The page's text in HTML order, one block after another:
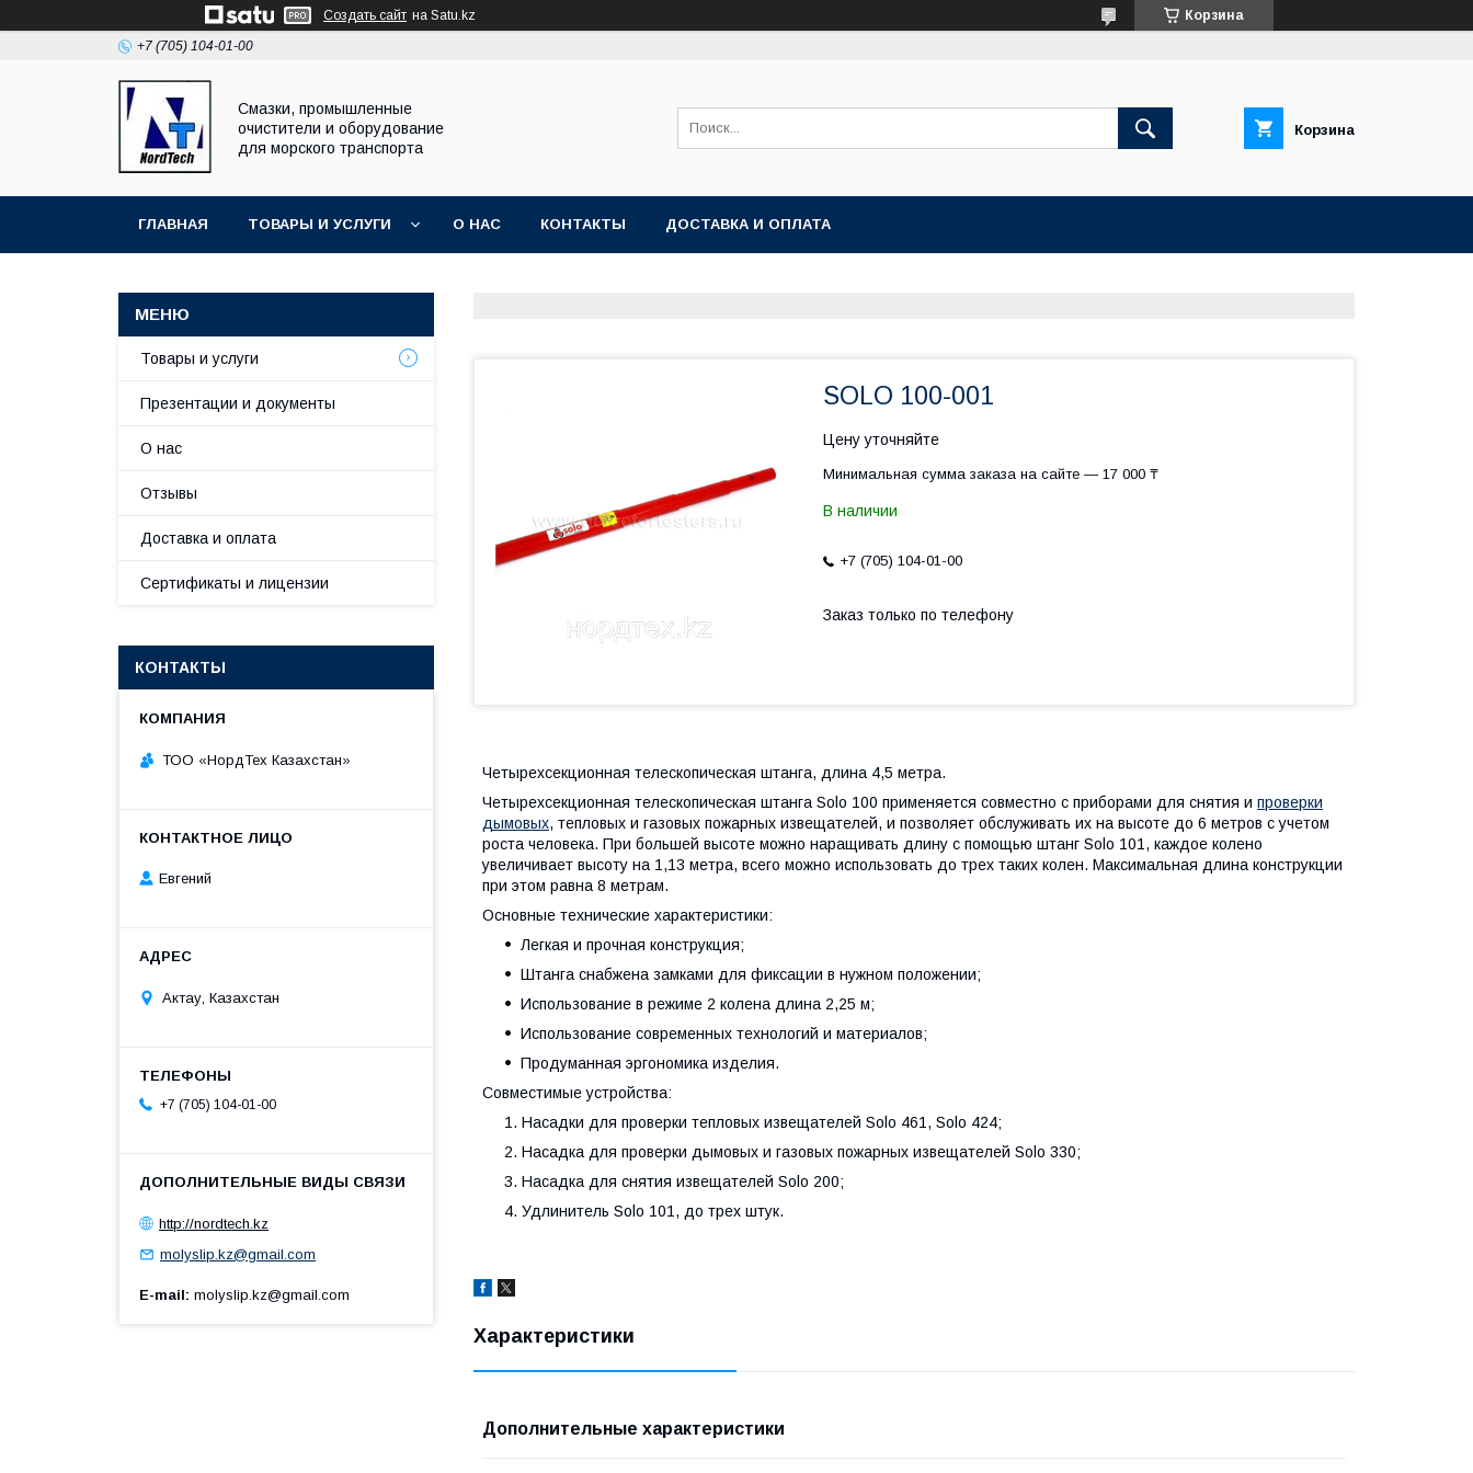
Создать сайт на Satu.kz Корзина
+7 (705) 104-01-00
Смазки, промышленные
очистители и оборудование
для морского транспорта
Корзина
ГЛАВНАЯ ТОВАРЫ И УСЛУГИ О НАС КОНТАКТЫ ДОСТАВКА И ОПЛАТА
SOLO 100-001
Цену уточняйте
Минимальная сумма заказа на сайте — 17 000 ₸
В наличии
+7 (705) 104-01-00
Заказ только по телефону
Четырехсекционная телескопическая штанга, длина 4,5 метра.
Четырехсекционная телескопическая штанга Solo 100 применяется совместно с приборами для снятия и проверки
дымовых, тепловых и газовых пожарных извещателей, и позволяет обслуживать их на высоте до 6 метров с учетом
роста человека. При большей высоте можно наращивать длину с помощью штанг Solo 101, каждое колено
увеличивает высоту на 1,13 метра, всего можно использовать до трех таких колен. Максимальная длина конструкции
при этом равна 8 метрам.
Основные технические характеристики:
Легкая и прочная конструкция;
Штанга снабжена замками для фиксации в нужном положении;
Использование в режиме 2 колена длина 2,25 м;
Использование современных технологий и материалов;
Продуманная эргономика изделия.
Совместимые устройства:
Насадки для проверки тепловых извещателей Solo 461, Solo 424;
Насадка для проверки дымовых и газовых пожарных извещателей Solo 330;
Насадка для снятия извещателей Solo 200;
Удлинитель Solo 101, до трех штук.
Характеристики
Дополнительные характеристики
Товары и услуги
Презентации и документы
О нас
Отзывы
Доставка и оплата
Сертификаты и лицензии
КОНТАКТЫ
ТОО «НордТех Казахстан»
Евгений
Актау, Казахстан
+7 (705) 104-01-00
http://nordtech.kz
molyslip.kz@gmail.com
E-mail molyslip.kz@gmail.com